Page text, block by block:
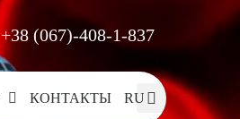
+38 (067)-408-1-837
КОНТАКТЫ RU